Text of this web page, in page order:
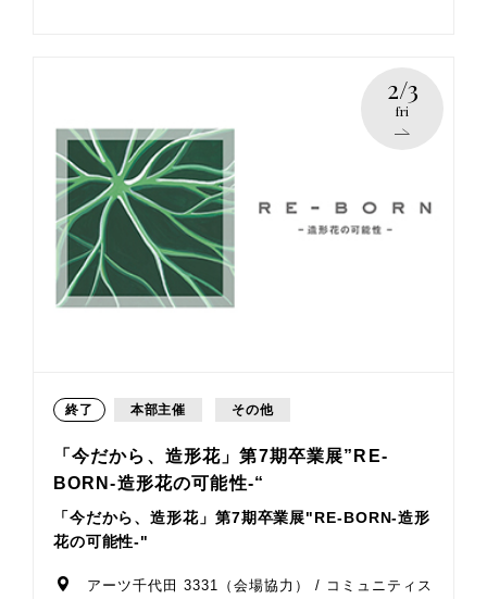
2/3
fri
終了 本部主催 その他
「今だから、造形花」第7期卒業展”RE-
BORN-造形花の可能性-“
「今だから、造形花」第7期卒業展"RE-BORN-造形
花の可能性-"
アーツ千代田 3331（会場協力） / コミュニティス